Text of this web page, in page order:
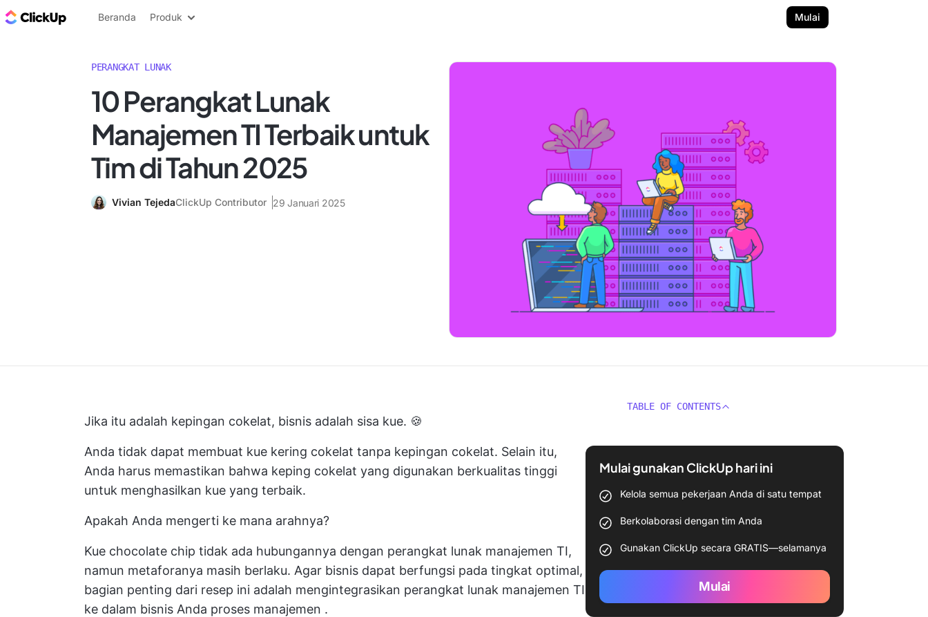
Blog ClickUp
Beranda Produk Mulai
PERANGKAT LUNAK
10 Perangkat Lunak
Manajemen TI Terbaik untuk
Tim di Tahun 2025
Vivian TejedaClickUp Contributor 29 Januari 2025
Jika itu adalah kepingan cokelat, bisnis adalah sisa kue. 🍪
Anda tidak dapat membuat kue kering cokelat tanpa kepingan cokelat. Selain itu,
Anda harus memastikan bahwa keping cokelat yang digunakan berkualitas tinggi
untuk menghasilkan kue yang terbaik.
Apakah Anda mengerti ke mana arahnya?
Kue chocolate chip tidak ada hubungannya dengan perangkat lunak manajemen TI,
namun metaforanya masih berlaku. Agar bisnis dapat berfungsi pada tingkat optimal,
bagian penting dari resep ini adalah mengintegrasikan perangkat lunak manajemen TI
ke dalam bisnis Anda proses manajemen .
TABLE OF CONTENTS
Mulai gunakan ClickUp hari ini
Kelola semua pekerjaan Anda di satu tempat
Berkolaborasi dengan tim Anda
Gunakan ClickUp secara GRATIS—selamanya
Mulai